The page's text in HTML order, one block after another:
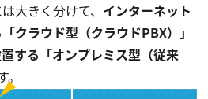
大きく分けて、 インターネット
クラウド型（クラウドPBX）」
する「オンプレミス型（従来